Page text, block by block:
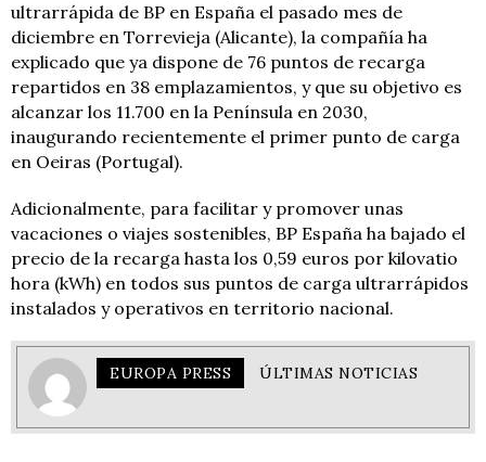
ultrarrápida de BP en España el pasado mes de
diciembre en Torrevieja (Alicante), la compañía ha
explicado que ya dispone de 76 puntos de recarga
repartidos en 38 emplazamientos, y que su objetivo es
alcanzar los 11.700 en la Península en 2030,
inaugurando recientemente el primer punto de carga
en Oeiras (Portugal).
Adicionalmente, para facilitar y promover unas
vacaciones o viajes sostenibles, BP España ha bajado el
precio de la recarga hasta los 0,59 euros por kilovatio
hora (kWh) en todos sus puntos de carga ultrarrápidos
instalados y operativos en territorio nacional.
EUROPA PRESS ÚLTIMAS NOTICIAS